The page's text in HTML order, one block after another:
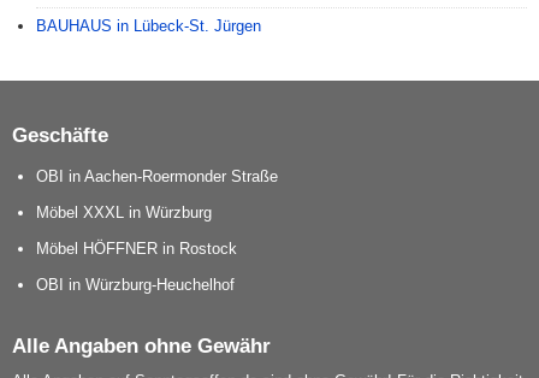
BAUHAUS in Lübeck-St. Jürgen
Geschäfte
OBI in Aachen-Roermonder Straße
Möbel XXXL in Würzburg
Möbel HÖFFNER in Rostock
OBI in Würzburg-Heuchelhof
Alle Angaben ohne Gewähr